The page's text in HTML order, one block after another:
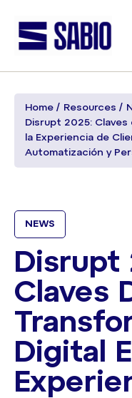
Home Resources
Disrupt 2025:
la Experiencia de
Automatización y
NEWS
Disrupt
Claves
Digital